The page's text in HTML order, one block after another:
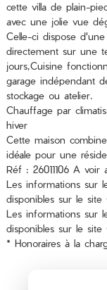
cette villa de plain-
avec une jolie vue
Celle-ci dispose
directement sur une
jours,Cuisine
garage indépendant
stockage ou atelier.
Chauffage par
hiver
Cette maison
idéale pour une
Réf : 26011106 A voir
Les informations sur
disponibles sur le
Les informations sur
disponibles sur le site
* Honoraires à la